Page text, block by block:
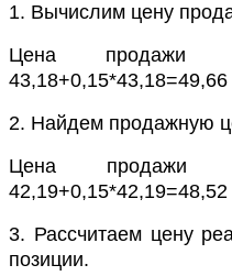
1. Вычислим цену
Цена продажи
43,18+0,15*43,18=49,66
2. Найдем продажную
Цена продажи
42,19+0,15*42,19=48,52
3. Рассчитаем цену
позиции.